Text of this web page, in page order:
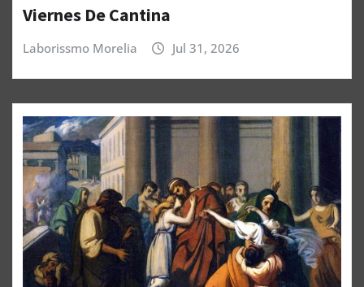
Viernes De Cantina
Laborissmo Morelia Jul 31, 2026